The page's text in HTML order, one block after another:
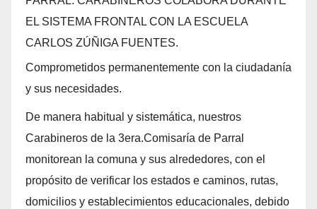
EL SISTEMA FRONTAL CON LA ESCUELA
CARLOS ZÚÑIGA FUENTES.
Comprometidos permanentemente con la ciudadanía
y sus necesidades.
De manera habitual y sistemática, nuestros
Carabineros de la 3era.Comisaría de Parral
monitorean la comuna y sus alrededores, con el
propósito de verificar los estados e caminos, rutas,
domicilios y establecimientos educacionales, debido